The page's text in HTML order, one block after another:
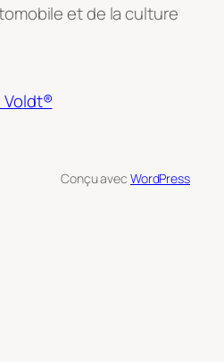
et de la culture
Conçu avec WordPress